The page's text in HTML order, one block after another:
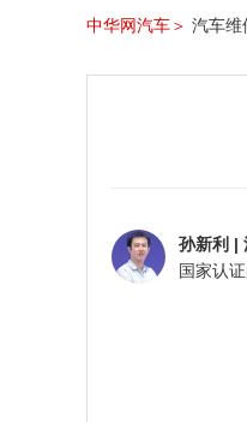
中华网汽车＞ 汽车维
孙新利 |